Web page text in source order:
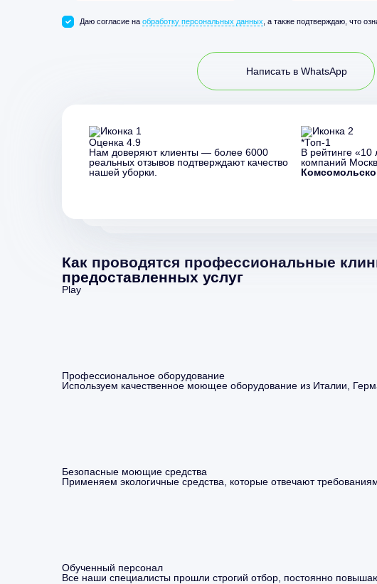
Даю согласие на обработку персональных данных , а также подтверждаю, что
Написать в WhatsApp
Оценка 4.9
Нам доверяют клиенты — более 6000
реальных отзывов подтверждают качество
нашей уборки.
*Топ-1
В рейтинге «10
компаний
Как проводятся профессиональные
предоставленных услуг
Play
Профессиональное оборудование
Используем качественное моющее оборудование из Италии,
Безопасные моющие средства
Применяем экологичные средства, которые отвечают
Обученный персонал
Все наши специалисты прошли строгий отбор, постоянно